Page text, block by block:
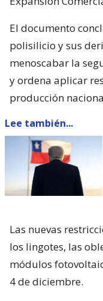
El documento
polisilicio y sus
menoscabar la
y ordena aplicar
producción
Lee también...
Las nuevas
los lingotes, las
módulos
4 de diciembre.